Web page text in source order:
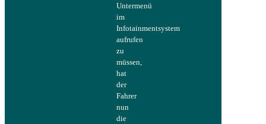
Untermenü
im
Infotainmentsystem
aufrufen
zu
müssen,
hat
der
Fahrer
nun
die